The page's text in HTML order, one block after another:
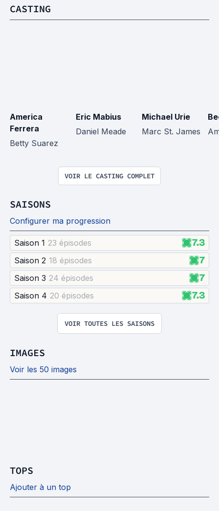
CASTING
America
Ferrera
Betty Suarez
Eric Mabius
Daniel Meade
Michael Urie
Marc St. James
VOIR LE CASTING COMPLET
SAISONS
Configurer ma progression
Saison 1 23 épisodes 7.3
Saison 2 18 épisodes 7
Saison 3 24 épisodes 7
Saison 4 20 épisodes 7.3
VOIR TOUTES LES SAISONS
IMAGES
Voir les 50 images
TOPS
Ajouter à un top